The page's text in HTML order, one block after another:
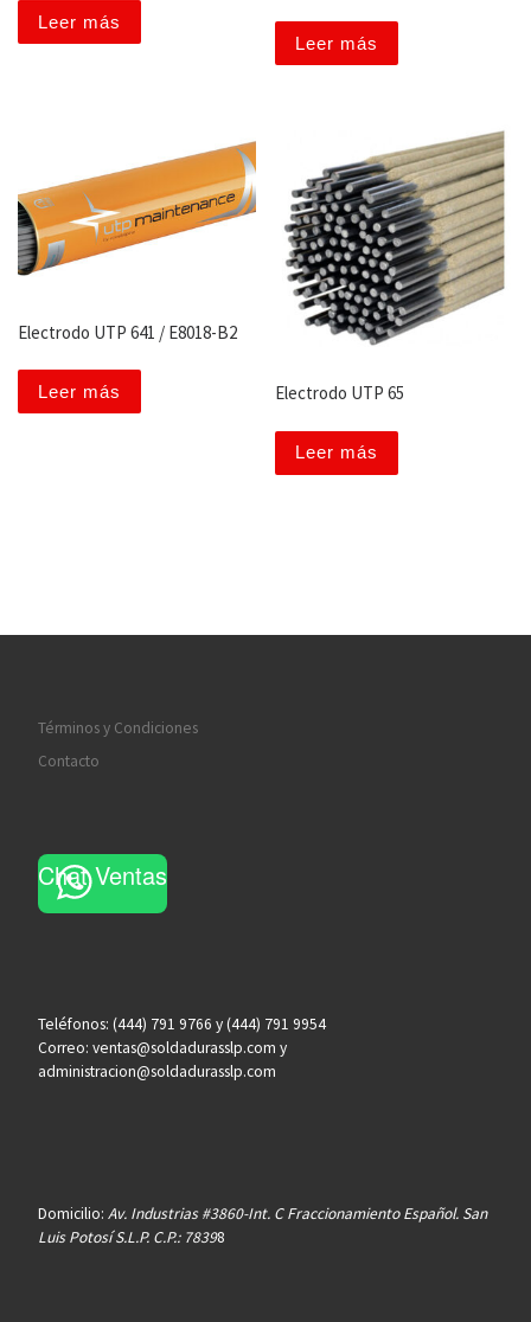
Leer más
Leer más
Electrodo UTP 641 / E8018-B2
Leer más Electrodo UTP 65
Leer más
Términos y Condiciones
Contacto
Chat Ventas
Teléfonos: (444) 791 9766 y (444) 791 9954
Correo: ventas@soldadurasslp.com y
administracion@soldadurasslp.com
Domicilio: Av. Industrias #3860-Int. C Fraccionamiento Español. San
Luis Potosí S.L.P. C.P.: 78398